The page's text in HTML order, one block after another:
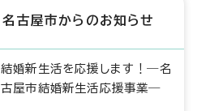
名古屋市からのお知らせ
結婚新生活を応援します！―名
古屋市結婚新生活応援事業―